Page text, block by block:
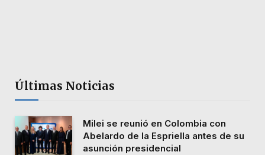
Últimas Noticias
Milei se reunió en Colombia con
Abelardo de la Espriella antes de su
asunción presidencial